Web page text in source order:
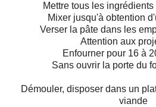
Mettre tous les
Mixer jusqu'à obtention
Verser la pâte dans les
Attention aux
Enfourner pour 16 à
Sans ouvrir la porte du
Démouler, disposer dans un
viande